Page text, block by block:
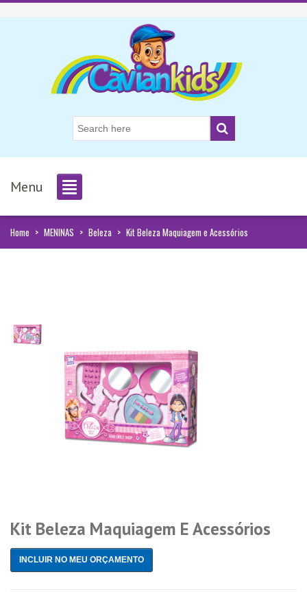
Menu
Home > MENINAS > Beleza > Kit Beleza Maquiagem e Acessórios
Kit Beleza Maquiagem E Acessórios
INCLUIR NO MEU ORÇAMENTO